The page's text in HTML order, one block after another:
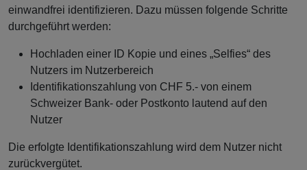
einwandfrei identifizieren. Dazu müssen folgende Schritte
durchgeführt werden:
Hochladen einer ID Kopie und eines „Selfies“ des
Nutzers im Nutzerbereich
Identifikationszahlung von CHF 5.- von einem
Schweizer Bank- oder Postkonto lautend auf den
Nutzer
Die erfolgte Identifikationszahlung wird dem Nutzer nicht
zurückvergütet.